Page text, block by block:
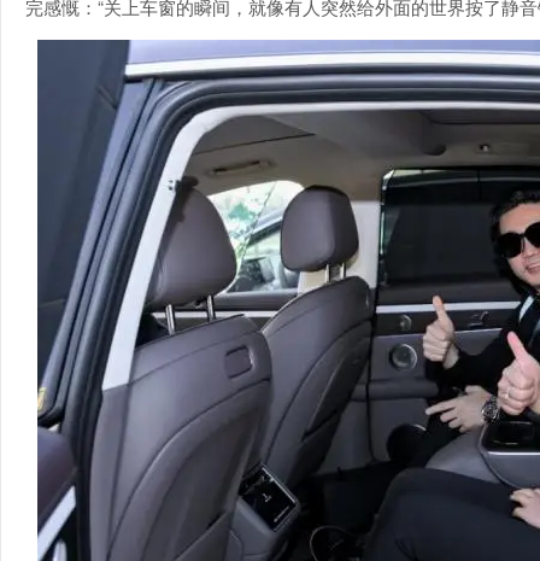
完感慨：“关上车窗的瞬间，就像有人突然给外面的世界按了静